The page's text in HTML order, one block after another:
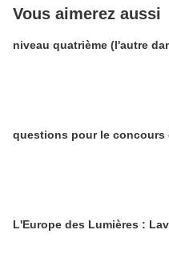
Vous aimerez aussi
niveau quatrième (l'autre
questions pour le concours
L'Europe des Lumières :